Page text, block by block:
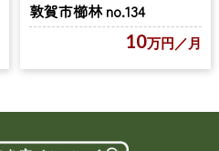
敦賀市櫛林 no.134
10万円 ／月